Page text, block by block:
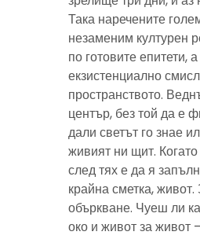
Така наречените
незаменим културен
по готовите епитети,
екзистенциално
пространството.
център, без той да е
дали светът го знае
живият ни щит.
след тях е да я
крайна сметка,
объркване. Чуеш ли
око и живот за живот